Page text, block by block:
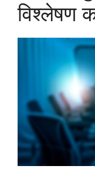
विश्लेषण